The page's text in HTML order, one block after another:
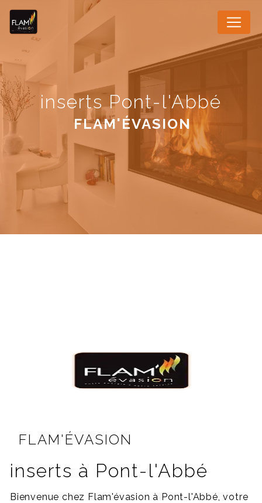
inserts Pont-l'Abbé
FLAM'ÉVASION
FLAM'ÉVASION
inserts à Pont-l'Abbé
Bienvenue chez Flam'évasion à Pont-l'Abbé, votre
Panneau de gestion des cookies